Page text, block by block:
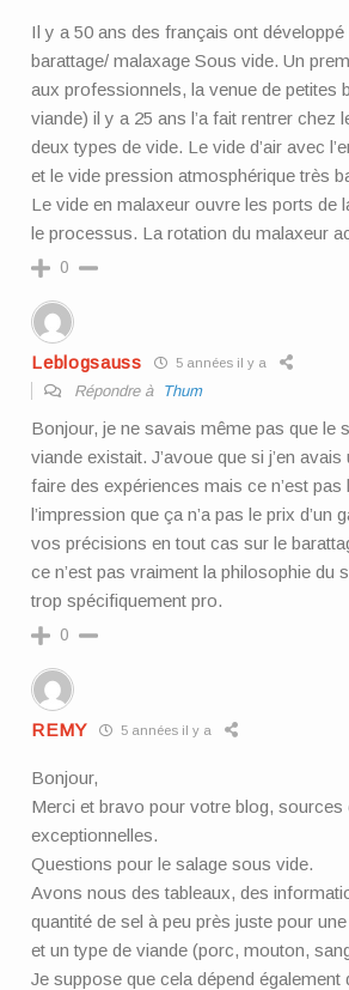
Il y a 50 ans des français ont développé
barattage/ malaxage Sous vide. Un
aux professionnels, la venue de petites
viande) il y a 25 ans l’a fait rentrer chez
deux types de vide. Le vide d’air avec
et le vide pression atmosphérique très
Le vide en malaxeur ouvre les ports de
le processus. La rotation du malaxeur
0
Leblogsauss 5 années il y a
Répondre à Thum
Bonjour, je ne savais même pas que le
viande existait. J’avoue que si j’en
faire des expériences mais ce n’est pas
l’impression que ça n’a pas le prix d’un
vos précisions en tout cas sur le
ce n’est pas vraiment la philosophie du
trop spécifiquement pro.
0
REMY 5 années il y a
Bonjour,
Merci et bravo pour votre blog, sources
exceptionnelles.
Questions pour le salage sous vide.
Avons nous des tableaux, des
quantité de sel à peu près juste pour
et un type de viande (porc, mouton,
Je suppose que cela dépend également